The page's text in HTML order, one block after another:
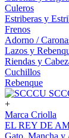
Culeros
Estriberas y
Frenos
Adorno /
Lazos y
Riendas y
Cuchillos
Rebenque
+
Marca Criolla
EL REY DE
Gato, Mancha y